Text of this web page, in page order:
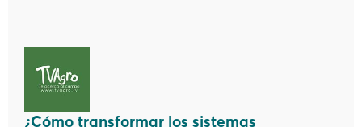
¿Cómo transformar los sistemas